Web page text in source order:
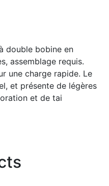
double bobine en
assemblage requis.
une charge rapide. Le
et présente de légères
et de tai